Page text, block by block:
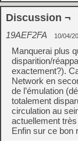
Discussion ¬
19AEF2FA 10/04/
Manquerai plus
disparition/
exactement?).
Network en
de l’émulation
totalement
circulation au
actuellement
Enfin sur ce bon